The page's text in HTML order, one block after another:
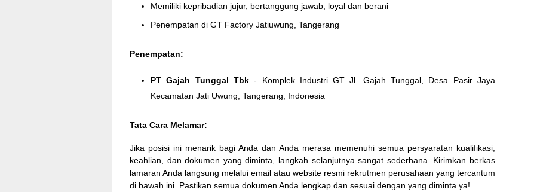
Memiliki kepribadian jujur, bertanggung jawab, loyal dan berani
Penempatan di GT Factory Jatiuwung, Tangerang
Penempatan:
PT Gajah Tunggal Tbk- Komplek Industri GT Jl. Gajah Tunggal, Desa Pasir Jaya
Kecamatan Jati Uwung, Tangerang, Indonesia
Tata Cara Melamar:
Jika posisi ini menarik bagi Anda dan Anda merasa memenuhi semua persyaratan kualifikasi,
keahlian, dan dokumen yang diminta, langkah selanjutnya sangat sederhana. Kirimkan berkas
lamaran Anda langsung melalui email atau website resmi rekrutmen perusahaan yang tercantum
di bawah ini. Pastikan semua dokumen Anda lengkap dan sesuai dengan yang diminta ya!